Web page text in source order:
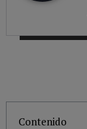
Contenido